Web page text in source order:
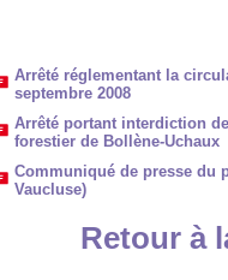
Arrêté réglementant la
septembre 2008
Arrêté portant interdiction
forestier de Bollène-Uchaux
Communiqué de presse du
Vaucluse)
Retour à